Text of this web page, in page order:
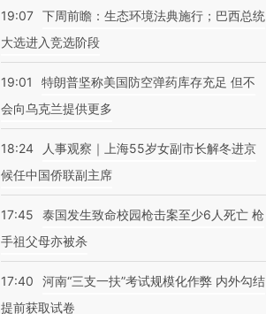
19:07 下周前瞻：生态环境法典施行；巴西总统
大选进入竞选阶段
19:01
特朗普坚称美国防空弹药库存充足 但不
会向乌克兰提供更多
18:24
人事观察｜上海55岁女副市长解冬进京
候任中国侨联副主席
17:45
泰国发生致命校园枪击案至少6人死亡 枪
手祖父母亦被杀
17:40
河南“三支一扶”考试规模化作弊 内外勾结
提前获取试卷